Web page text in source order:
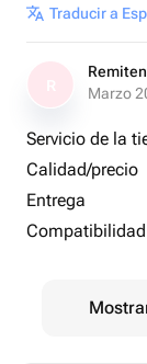
Traducir a
Marzo
Servicio de la
Calidad/precio
Entrega
Compatibilidad